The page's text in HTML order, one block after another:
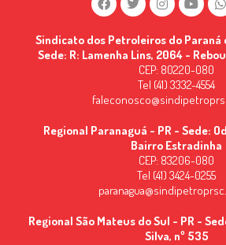
Sindicato dos Petroleiros do Paraná
Sede: R: Lamenha Lins, 2064 -
CEP: 80220-080
Tel (41) 3332-4554
Regional Paranaguá - PR - Sede:
Bairro Estradinha
CEP: 83206-080
Tel (41) 3424-0255
Regional São Mateus do Sul - PR -
Silva, nº 535